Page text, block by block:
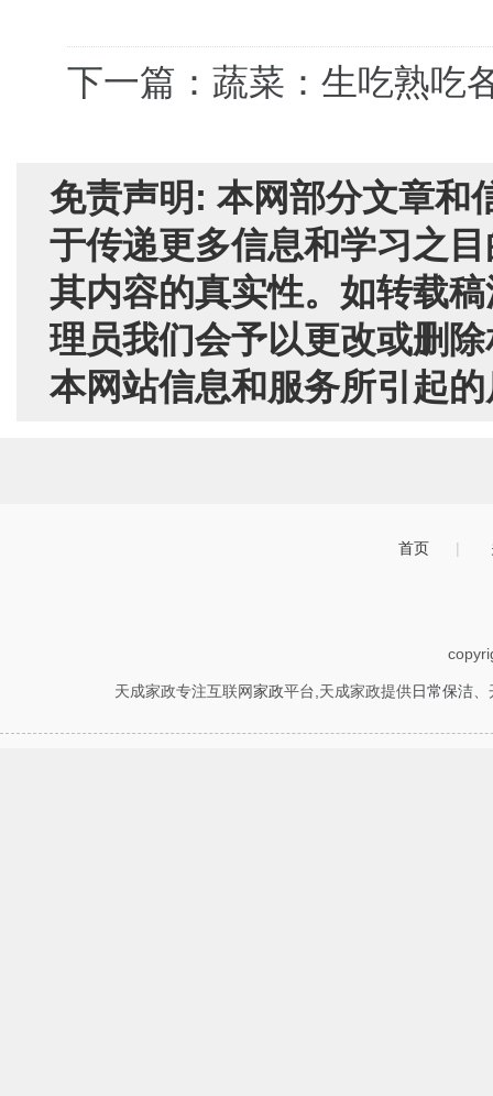
下一篇：蔬菜：生吃熟吃
免责声明: 本网部分文章和
于传递更多信息和学习之
其内容的真实性。如转载
理员我们会予以更改或删
本网站信息和服务所引起
首页 |
天成家政专注互联网家政平台,天成家政提供日常保洁、